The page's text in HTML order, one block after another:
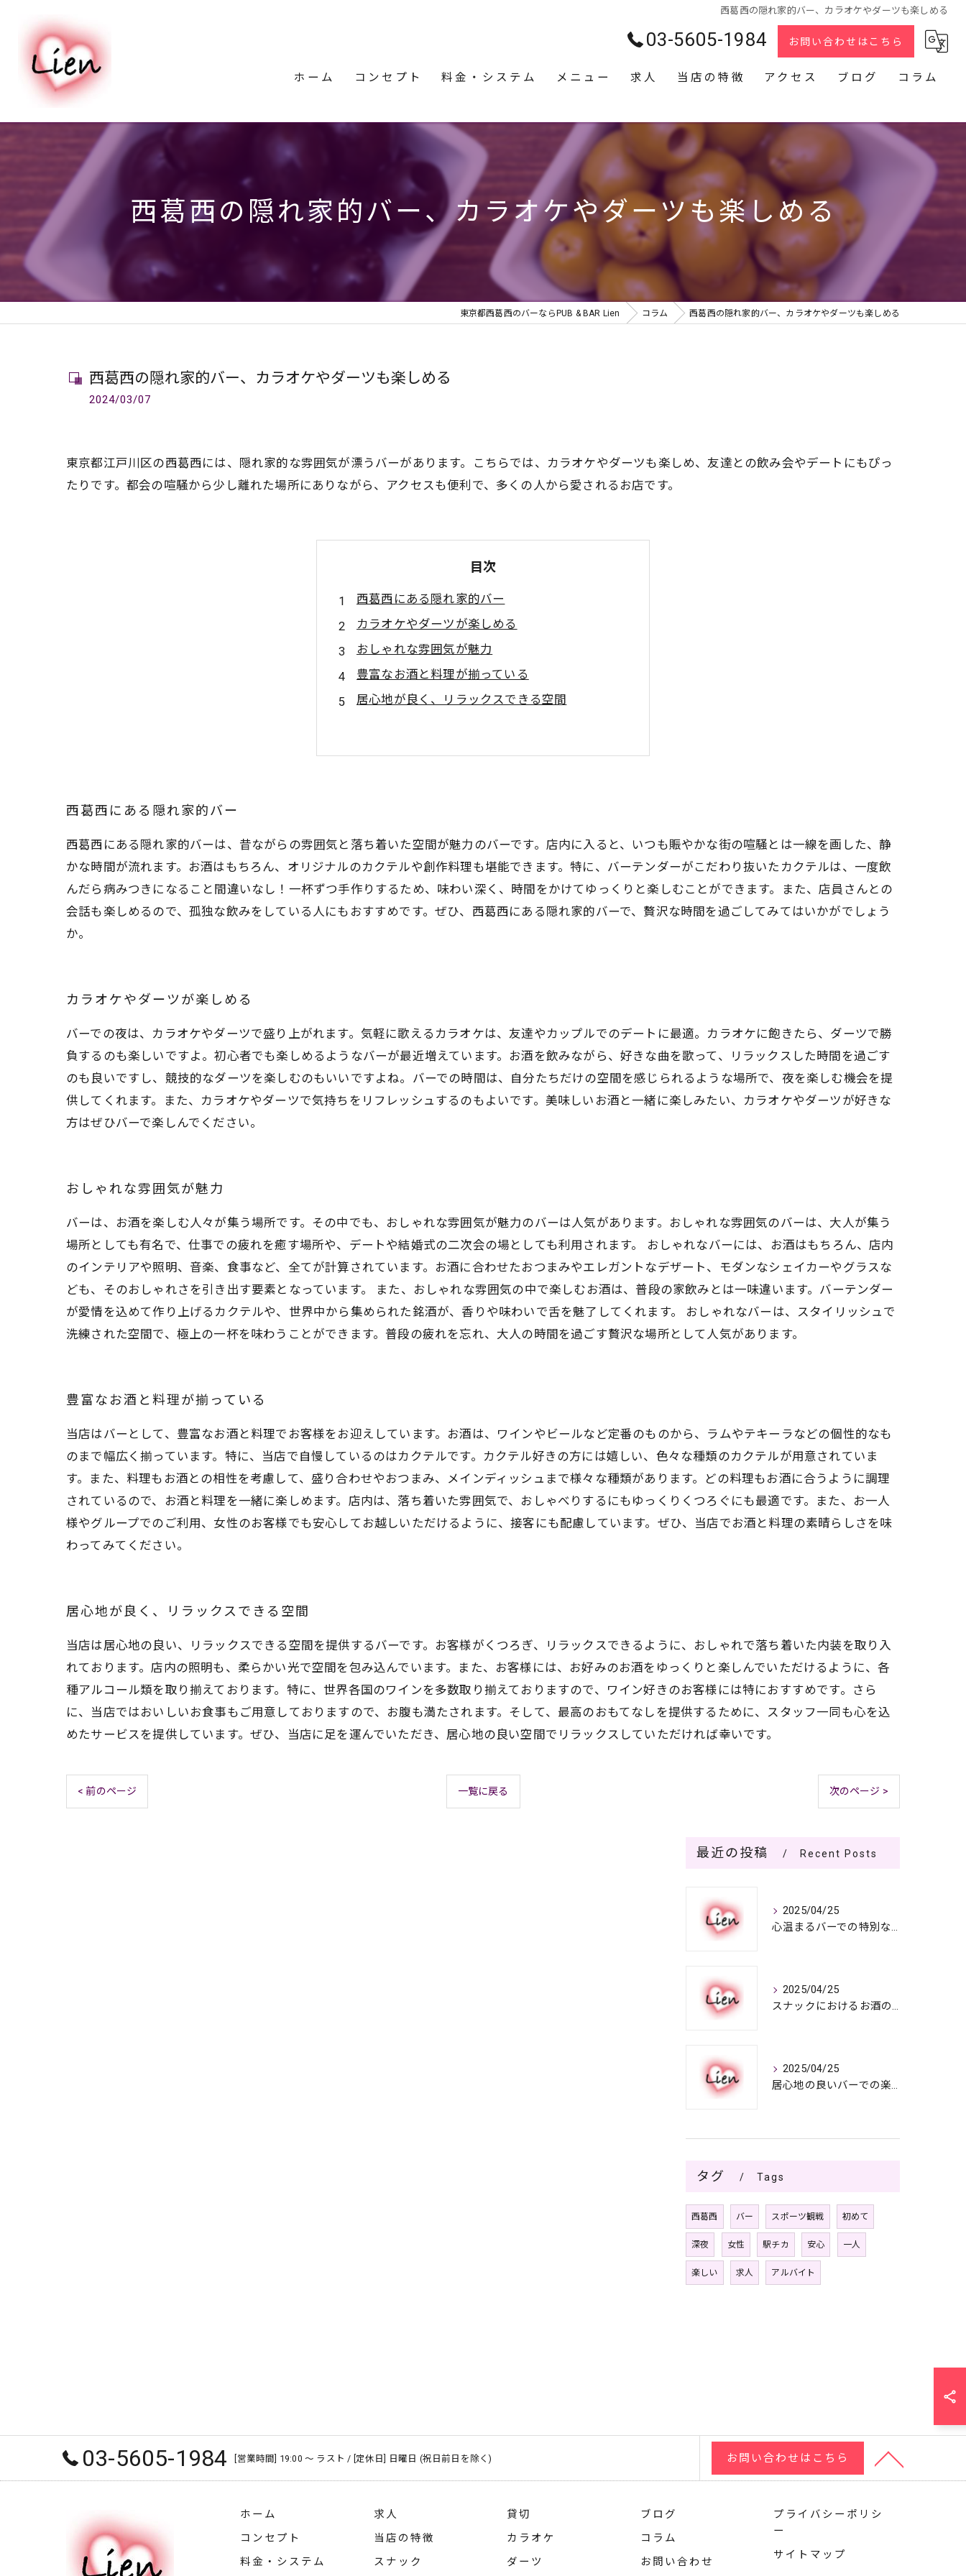
西葛西の隠れ家的バー、カラオケやダーツも楽しめる
03-5605-1984 お問い合わせはこちら
ホーム コンセプト 料金・システム メニュー 求人 当店の特徴
スナック
2次会
貸切
カラオケ
アクセス ブログ コラム
西葛西の隠れ家的バー、カラオケやダーツも楽しめる
東京都西葛西のバーならPUB & BAR Lien コラム 西葛西の隠れ家的バー、カラオケやダーツも楽しめる
西葛西の隠れ家的バー、カラオケやダーツも楽しめる
2024/03/07
東京都江戸川区の西葛西には、隠れ家的な雰囲気が漂うバーがあります。こちらでは、カラオケやダーツも楽しめ、友達との飲み会やデートにもぴっ
たりです。都会の喧騒から少し離れた場所にありながら、アクセスも便利で、多くの人から愛されるお店です。
目次
西葛西にある隠れ家的バー
カラオケやダーツが楽しめる
おしゃれな雰囲気が魅力
豊富なお酒と料理が揃っている
居心地が良く、リラックスできる空間
西葛西にある隠れ家的バー
西葛西にある隠れ家的バーは、昔ながらの雰囲気と落ち着いた空間が魅力のバーです。店内に入ると、いつも賑やかな街の喧騒とは一線を画した、静
かな時間が流れます。お酒はもちろん、オリジナルのカクテルや創作料理も堪能できます。特に、バーテンダーがこだわり抜いたカクテルは、一度飲
んだら病みつきになること間違いなし！一杯ずつ手作りするため、味わい深く、時間をかけてゆっくりと楽しむことができます。また、店員さんとの
会話も楽しめるので、孤独な飲みをしている人にもおすすめです。ぜひ、西葛西にある隠れ家的バーで、贅沢な時間を過ごしてみてはいかがでしょう
か。
カラオケやダーツが楽しめる
バーでの夜は、カラオケやダーツで盛り上がれます。気軽に歌えるカラオケは、友達やカップルでのデートに最適。カラオケに飽きたら、ダーツで勝
負するのも楽しいですよ。初心者でも楽しめるようなバーが最近増えています。お酒を飲みながら、好きな曲を歌って、リラックスした時間を過ごす
のも良いですし、競技的なダーツを楽しむのもいいですよね。バーでの時間は、自分たちだけの空間を感じられるような場所で、夜を楽しむ機会を提
供してくれます。また、カラオケやダーツで気持ちをリフレッシュするのもよいです。美味しいお酒と一緒に楽しみたい、カラオケやダーツが好きな
方はぜひバーで楽しんでください。
おしゃれな雰囲気が魅力
バーは、お酒を楽しむ人々が集う場所です。その中でも、おしゃれな雰囲気が魅力のバーは人気があります。おしゃれな雰囲気のバーは、大人が集う
場所としても有名で、仕事での疲れを癒す場所や、デートや結婚式の二次会の場としても利用されます。 おしゃれなバーには、お酒はもちろん、店内
のインテリアや照明、音楽、食事など、全てが計算されています。お酒に合わせたおつまみやエレガントなデザート、モダンなシェイカーやグラスな
ども、そのおしゃれさを引き出す要素となっています。 また、おしゃれな雰囲気の中で楽しむお酒は、普段の家飲みとは一味違います。バーテンダー
が愛情を込めて作り上げるカクテルや、世界中から集められた銘酒が、香りや味わいで舌を魅了してくれます。 おしゃれなバーは、スタイリッシュで
洗練された空間で、極上の一杯を味わうことができます。普段の疲れを忘れ、大人の時間を過ごす贅沢な場所として人気があります。
豊富なお酒と料理が揃っている
当店はバーとして、豊富なお酒と料理でお客様をお迎えしています。お酒は、ワインやビールなど定番のものから、ラムやテキーラなどの個性的なも
のまで幅広く揃っています。特に、当店で自慢しているのはカクテルです。カクテル好きの方には嬉しい、色々な種類のカクテルが用意されていま
す。また、料理もお酒との相性を考慮して、盛り合わせやおつまみ、メインディッシュまで様々な種類があります。どの料理もお酒に合うように調理
されているので、お酒と料理を一緒に楽しめます。店内は、落ち着いた雰囲気で、おしゃべりするにもゆっくりくつろぐにも最適です。また、お一人
様やグループでのご利用、女性のお客様でも安心してお越しいただけるように、接客にも配慮しています。ぜひ、当店でお酒と料理の素晴らしさを味
わってみてください。
居心地が良く、リラックスできる空間
当店は居心地の良い、リラックスできる空間を提供するバーです。お客様がくつろぎ、リラックスできるように、おしゃれで落ち着いた内装を取り入
れております。店内の照明も、柔らかい光で空間を包み込んでいます。また、お客様には、お好みのお酒をゆっくりと楽しんでいただけるように、各
種アルコール類を取り揃えております。特に、世界各国のワインを多数取り揃えておりますので、ワイン好きのお客様には特におすすめです。さら
に、当店ではおいしいお食事もご用意しておりますので、お腹も満たされます。そして、最高のおもてなしを提供するために、スタッフ一同も心を込
めたサービスを提供しています。ぜひ、当店に足を運んでいただき、居心地の良い空間でリラックスしていただければ幸いです。
< 前のページ 一覧に戻る 次のページ >
最近の投稿 Recent Posts
2025/04/25
心温まるバーでの特別なひととき
2025/04/25
スナックにおけるお酒の多彩さと楽しみ方
2025/04/25
居心地の良いバーでの楽しみ方
タグ Tags
西葛西 バー スポーツ観戦 初めて
深夜 女性 駅チカ 安心 一人
楽しい 求人 アルバイト
03-5605-1984 [営業時間] 19:00 ～ ラスト / [定休日] 日曜日 (祝日前日を除く) お問い合わせはこちら
ホーム
コンセプト
料金・システム
求人
当店の特徴
スナック
貸切
カラオケ
ダーツ
ブログ
コラム
お問い合わせ
プライバシーポリシ
ー
サイトマップ